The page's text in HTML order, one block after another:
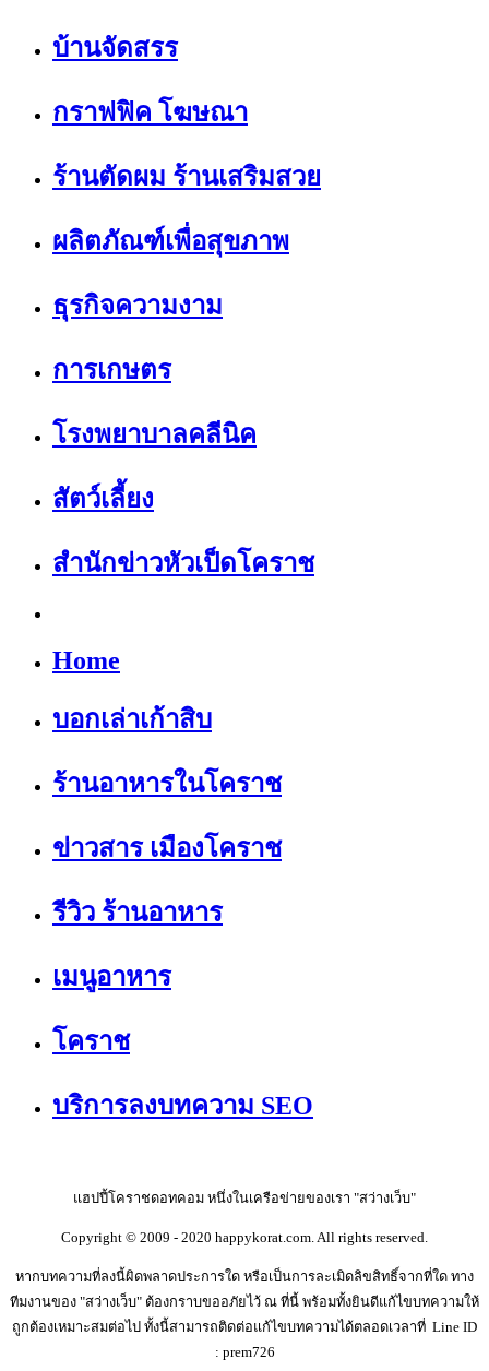
บ้านจัดสรร
กราฟฟิค โฆษณา
ร้านตัดผม ร้านเสริมสวย
ผลิตภัณฑ์เพื่อสุขภาพ
ธุรกิจความงาม
การเกษตร
โรงพยาบาลคลีนิค
สัตว์เลี้ยง
สำนักข่าวหัวเป็ดโคราช
Home
บอกเล่าเก้าสิบ
ร้านอาหารในโคราช
ข่าวสาร เมืองโคราช
รีวิว ร้านอาหาร
เมนูอาหาร
โคราช
บริการลงบทความ SEO
แฮปปี้โคราชดอทคอม หนึ่งในเครือข่ายของเรา "สว่างเว็บ"
Copyright © 2009 - 2020 happykorat.com. All rights reserved.
หากบทความที่ลงนี้ผิดพลาดประการใด หรือเป็นการละเมิดลิขสิทธิ์จากที่ใด ทาง
ทีมงานของ "สว่างเว็บ" ต้องกราบขออภัยไว้ ณ ที่นี้ พร้อมทั้งยินดีแก้ไขบทความให้
ถูกต้องเหมาะสมต่อไป ทั้งนี้สามารถติดต่อแก้ไขบทความได้ตลอดเวลาที่ Line ID
: prem726